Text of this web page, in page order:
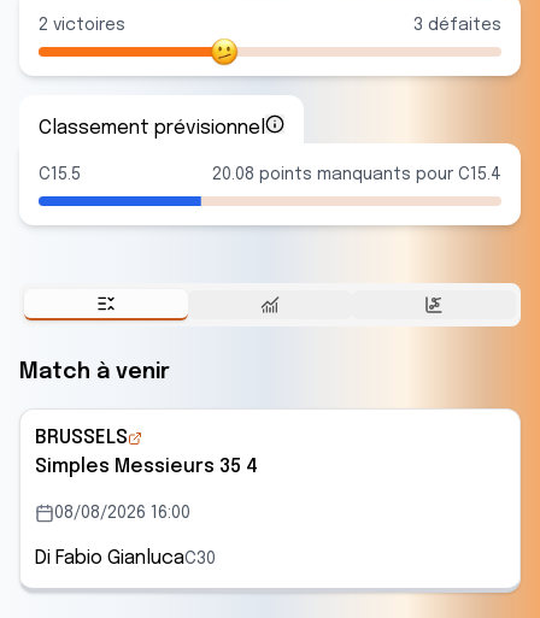
2 victoires 3 défaites
Classement prévisionnel
C15.5 20.08 points manquants pour C15.4
Match à venir
BRUSSELS
Simples Messieurs 35 4
08/08/2026 16:00
Di Fabio GianlucaC30